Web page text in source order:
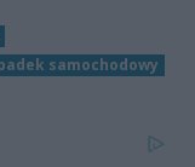
samochodowy